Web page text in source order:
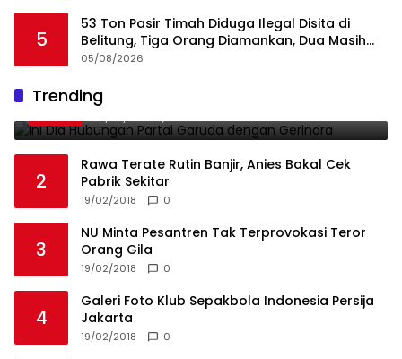
5
53 Ton Pasir Timah Diduga Ilegal Disita di
Belitung, Tiga Orang Diamankan, Dua Masih
Diburu
05/08/2026
Trending
1
Gerindra
2
Rawa Terate Rutin Banjir, Anies Bakal Cek
Pabrik Sekitar
19/02/2018 0
3
NU Minta Pesantren Tak Terprovokasi Teror
Orang Gila
19/02/2018 0
4
Galeri Foto Klub Sepakbola Indonesia Persija
Jakarta
19/02/2018 0